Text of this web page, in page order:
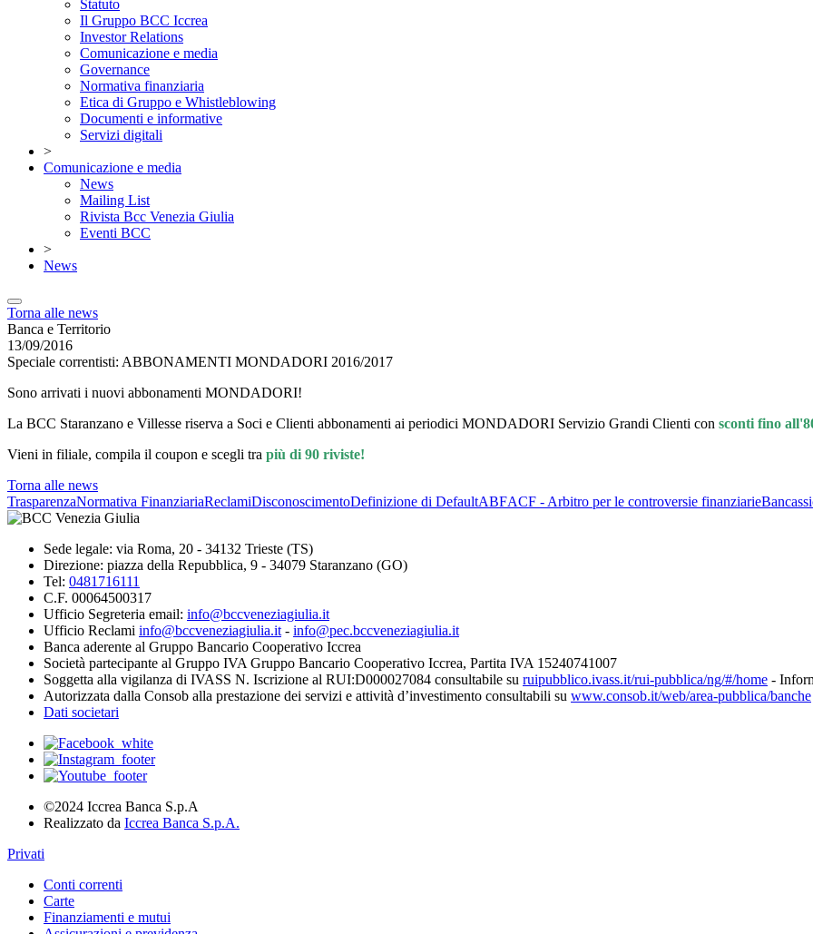
Statuto
Il Gruppo BCC Iccrea
Investor Relations
Comunicazione e media
Governance
Normativa finanziaria
Etica di Gruppo e Whistleblowing
Documenti e informative
Servizi digitali
>
Comunicazione e media
News
Mailing List
Rivista Bcc Venezia Giulia
Eventi BCC
>
News
Torna alle news
Banca e Territorio
13/09/2016
Speciale correntisti: ABBONAMENTI MONDADORI 2016/2017
Sono arrivati i nuovi abbonamenti MONDADORI!
La BCC Staranzano e Villesse riserva a Soci e Clienti abbonamenti ai periodici MONDADORI Servizio Grandi Clienti con sconti fino
Vieni in filiale, compila il coupon e scegli tra più di 90 riviste!
Torna alle news
TrasparenzaNormativa FinanziariaReclamiDisconoscimentoDefinizione di DefaultABFACF - Arbitro per le controversie finanziarie
Sede legale: via Roma, 20 - 34132 Trieste (TS)
Direzione: piazza della Repubblica, 9 - 34079 Staranzano (GO)
Tel: 0481716111
C.F. 00064500317
Ufficio Segreteria email: info@bccveneziagiulia.it
Ufficio Reclami info@bccveneziagiulia.it - info@pec.bccveneziagiulia.it
Banca aderente al Gruppo Bancario Cooperativo Iccrea
Società partecipante al Gruppo IVA Gruppo Bancario Cooperativo Iccrea, Partita IVA 15240741007
Soggetta alla vigilanza di IVASS N. Iscrizione al RUI:D000027084 consultabile su ruipubblico.ivass.it/rui-pubblica/ng/#/home -
Autorizzata dalla Consob alla prestazione dei servizi e attività d’investimento consultabili su www.consob.it/web/area-pubblica/banche
Dati societari
©2024 Iccrea Banca S.p.A
Realizzato da Iccrea Banca S.p.A.
Privati
Conti correnti
Carte
Finanziamenti e mutui